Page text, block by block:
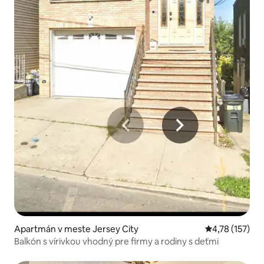
Apartmán v meste Jersey City Priemerné
4,78 (157)
Balkón s vírivkou vhodný pre firmy a rodiny s deťmi